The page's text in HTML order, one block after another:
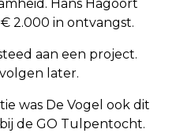
Hans Hagoort
2.000 in ontvangst.
aan een project.
later.
was De Vogel ook dit
de GO Tulpentocht.